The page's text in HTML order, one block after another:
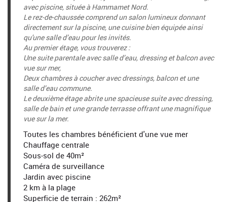
avec piscine, située à Hammamet Nord.
Le rez-de-chaussée comprend un salon lumineux donnant
directement sur la piscine, une cuisine bien équipée ainsi
qu'une salle d’eau pour les invités.
Au premier étage, vous trouverez :
Une suite parentale avec salle d’eau, dressing et balcon avec
vue sur mer,
Deux chambres à coucher avec dressings, balcon et une
salle d’eau commune.
Le deuxième étage abrite une spacieuse suite avec dressing,
salle de bain et une grande terrasse offrant une magnifique
vue sur la mer.
Toutes les chambres bénéficient d'une vue mer
Chauffage centrale
Sous-sol de 40m²
Caméra de surveillance
Jardin avec piscine
2 km à la plage
Superficie de terrain : 262m²